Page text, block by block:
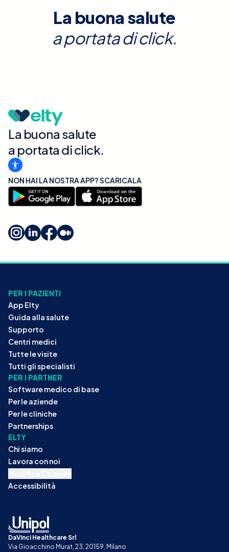
La buona salute
a portata di click.
La buona salute
a portata di click.
NON HAI LA NOSTRA APP? SCARICALA
PER I PAZIENTI
App Elty
Guida alla salute
Supporto
Centri medici
Tutte le visite
Tutti gli specialisti
PER I PARTNER
Software medico di base
Per le aziende
Per le cliniche
Partnerships
ELTY
Chi siamo
Lavora con noi
Accessibilità
DaVinci Healthcare Srl
Via Gioacchino Murat, 23, 20159, Milano